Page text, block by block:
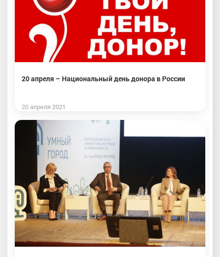
20 апреля – Национальный день донора в России
20 апреля 2021